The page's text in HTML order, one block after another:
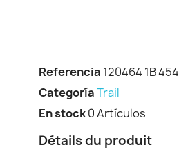
Referencia 120464 1B 454
CategoríaTrail
En stock0 Artículos
Détails du produit